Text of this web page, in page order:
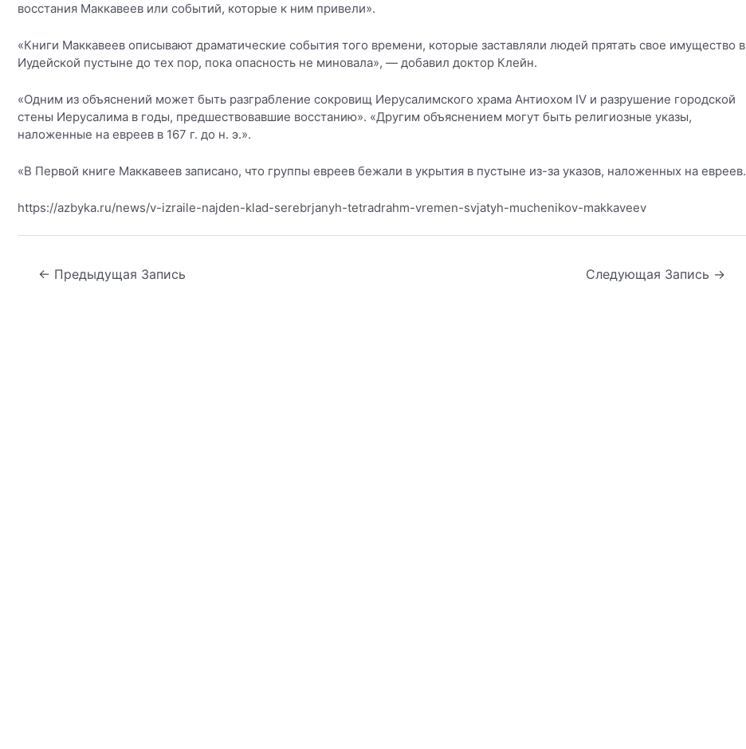
восстания Маккавеев или событий, которые к ним привели».
«Книги Маккавеев описывают драматические события того времени, которые заставляли людей прятать свое имущество в
Иудейской пустыне до тех пор, пока опасность не миновала», — добавил доктор Клейн.
«Одним из объяснений может быть разграбление сокровищ Иерусалимского храма Антиохом IV и разрушение городской
стены Иерусалима в годы, предшествовавшие восстанию». «Другим объяснением могут быть религиозные указы,
наложенные на евреев в 167 г. до н. э.».
«В Первой книге Маккавеев записано, что группы евреев бежали в укрытия в пустыне из-за указов, наложенных на евреев.
https://azbyka.ru/news/v-izraile-najden-klad-serebrjanyh-tetradrahm-vremen-svjatyh-muchenikov-makkaveev
Навигация
← Предыдущая Запись Следующая Запись →